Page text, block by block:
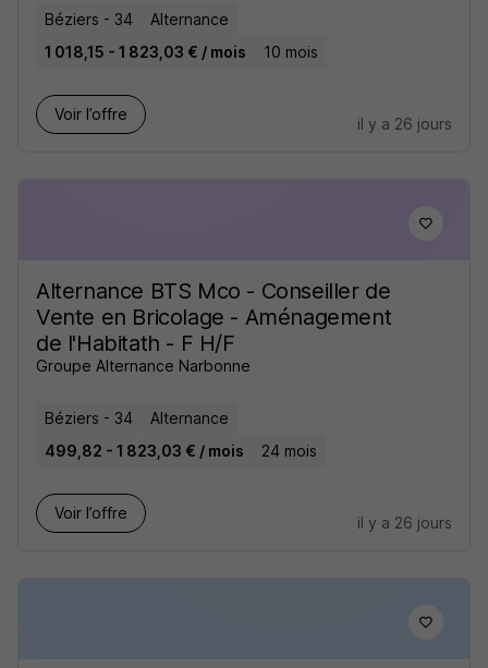
Béziers - 34
Alternance
1 018,15 - 1 823,03 € / mois
10 mois
Voir l’offre
il y a 26 jours
Alternance BTS Mco - Conseiller de
Vente en Bricolage - Aménagement
de l'Habitath - F H/F
Groupe Alternance Narbonne
Béziers - 34
Alternance
499,82 - 1 823,03 € / mois
24 mois
Voir l’offre
il y a 26 jours